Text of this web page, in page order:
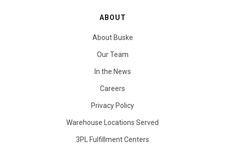
ABOUT
About Buske
Our Team
In the News
Careers
Privacy Policy
Warehouse Locations Served
3PL Fulfillment Centers